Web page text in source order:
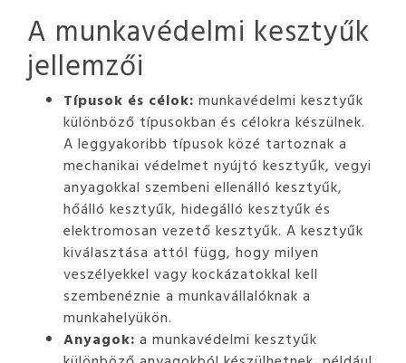
A munkavédelmi kesztyűk
jellemzői
Típusok és célok: munkavédelmi kesztyűk
különböző típusokban és célokra készülnek.
A leggyakoribb típusok közé tartoznak a
mechanikai védelmet nyújtó kesztyűk, vegyi
anyagokkal szembeni ellenálló kesztyűk,
hőálló kesztyűk, hidegálló kesztyűk és
elektromosan vezető kesztyűk. A kesztyűk
kiválasztása attól függ, hogy milyen
veszélyekkel vagy kockázatokkal kell
szembenéznie a munkavállalóknak a
munkahelyükön.
Anyagok: a munkavédelmi kesztyűk